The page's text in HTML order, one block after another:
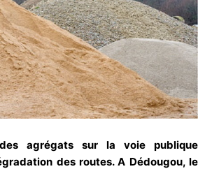
agrégats sur la voie publique
des routes. A Dédougou, le